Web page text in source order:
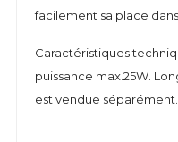
facilement sa place
Caractéristiques
puissance max.25W.
est vendue séparément.